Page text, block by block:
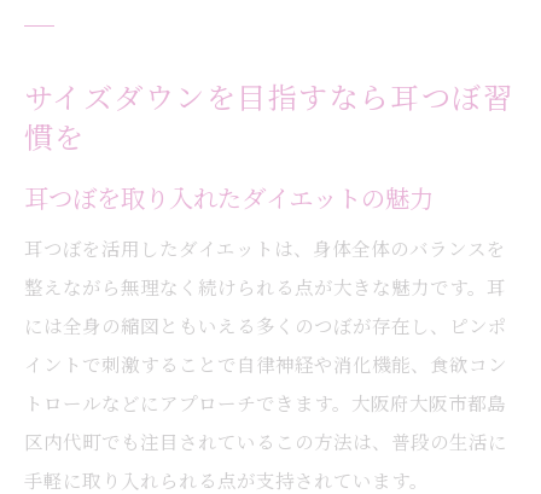
サイズダウンを目指すなら耳つぼ習
慣を
耳つぼを取り入れたダイエットの魅力
耳つぼを活用したダイエットは、身体全体のバランスを
整えながら無理なく続けられる点が大きな魅力です。耳
には全身の縮図ともいえる多くのつぼが存在し、ピンポ
イントで刺激することで自律神経や消化機能、食欲コン
トロールなどにアプローチできます。大阪府大阪市都島
区内代町でも注目されているこの方法は、普段の生活に
手軽に取り入れられる点が支持されています。